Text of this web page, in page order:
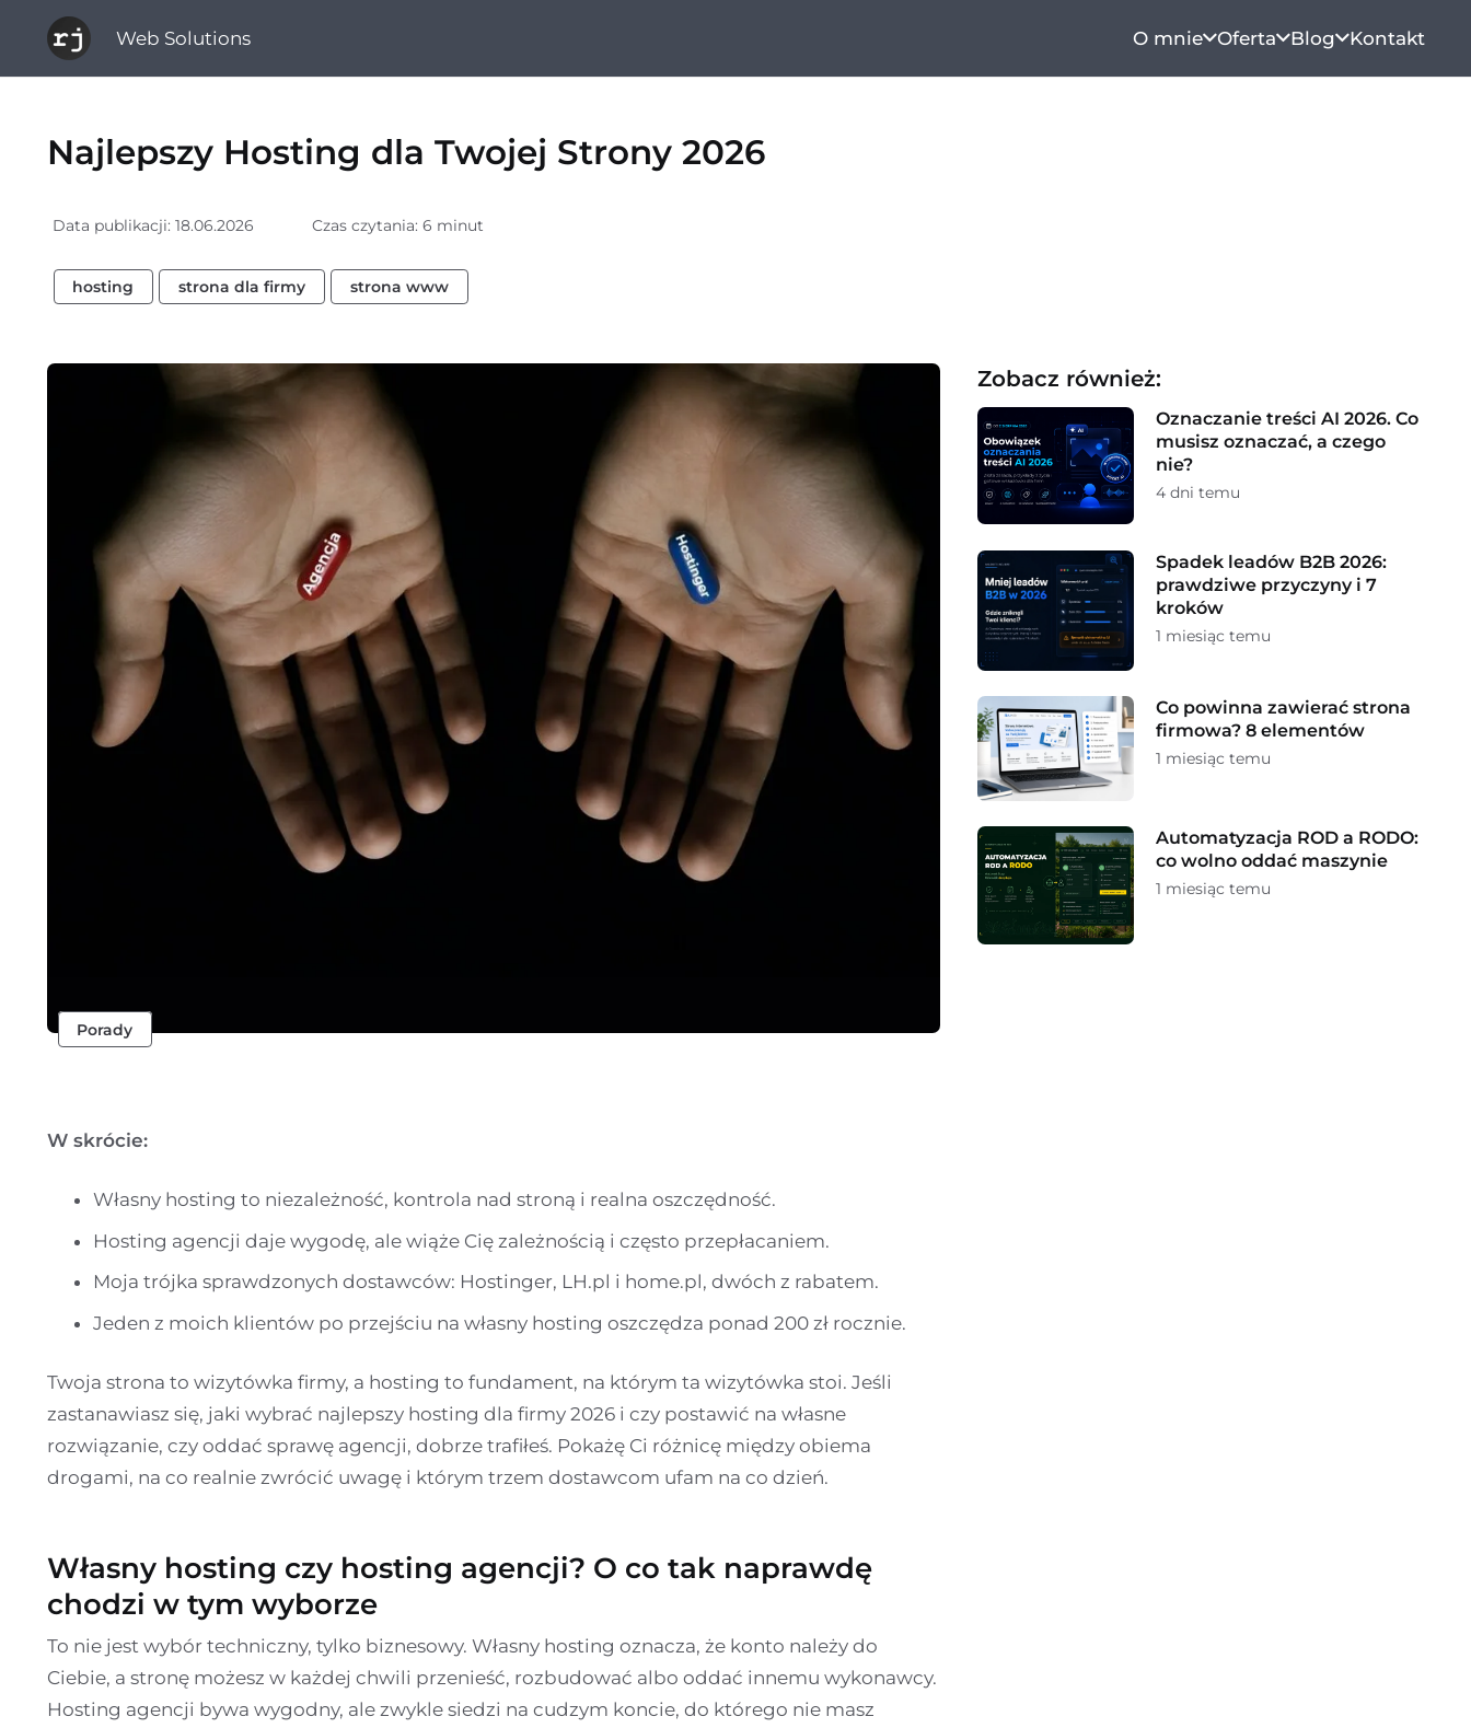
Web Solutions O mnie Oferta Blog Kontakt
Najlepszy Hosting dla Twojej Strony 2026
Data publikacji: 18.06.2026 Czas czytania: 6 minut
hosting strona dla firmy strona www
Porady
W skrócie:
Własny hosting to niezależność, kontrola nad stroną i realna oszczędność.
Hosting agencji daje wygodę, ale wiąże Cię zależnością i często przepłacaniem.
Moja trójka sprawdzonych dostawców: Hostinger, LH.pl i home.pl, dwóch z rabatem.
Jeden z moich klientów po przejściu na własny hosting oszczędza ponad 200 zł rocznie.
Twoja strona to wizytówka firmy, a hosting to fundament, na którym ta wizytówka stoi. Jeśli
zastanawiasz się, jaki wybrać najlepszy hosting dla firmy 2026 i czy postawić na własne
rozwiązanie, czy oddać sprawę agencji, dobrze trafiłeś. Pokażę Ci różnicę między obiema
drogami, na co realnie zwrócić uwagę i którym trzem dostawcom ufam na co dzień.
Własny hosting czy hosting agencji? O co tak naprawdę
chodzi w tym wyborze
To nie jest wybór techniczny, tylko biznesowy. Własny hosting oznacza, że konto należy do
Ciebie, a stronę możesz w każdej chwili przenieść, rozbudować albo oddać innemu wykonawcy.
Hosting agencji bywa wygodny, ale zwykle siedzi na cudzym koncie, do którego nie masz
Zobacz również:
Oznaczanie treści AI 2026. Co
musisz oznaczać, a czego
nie?
4 dni temu
Spadek leadów B2B 2026:
prawdziwe przyczyny i 7
kroków
1 miesiąc temu
Co powinna zawierać strona
firmowa? 8 elementów
1 miesiąc temu
Automatyzacja ROD a RODO:
co wolno oddać maszynie
1 miesiąc temu